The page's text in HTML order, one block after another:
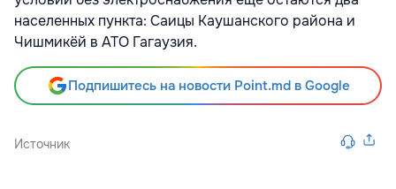
населенных пункта: Саицы Каушанского района и
Чишмикёй в АТО Гагаузия.
Подпишитесь на новости Point.md в Google
Источник